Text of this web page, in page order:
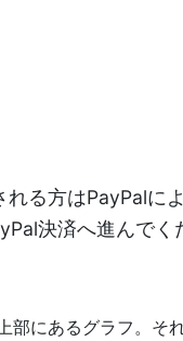
る方はPayPalに
決済へ進んでく
部にあるグラフ。そ